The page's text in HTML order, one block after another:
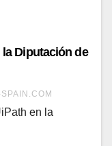
Diputación de
en la